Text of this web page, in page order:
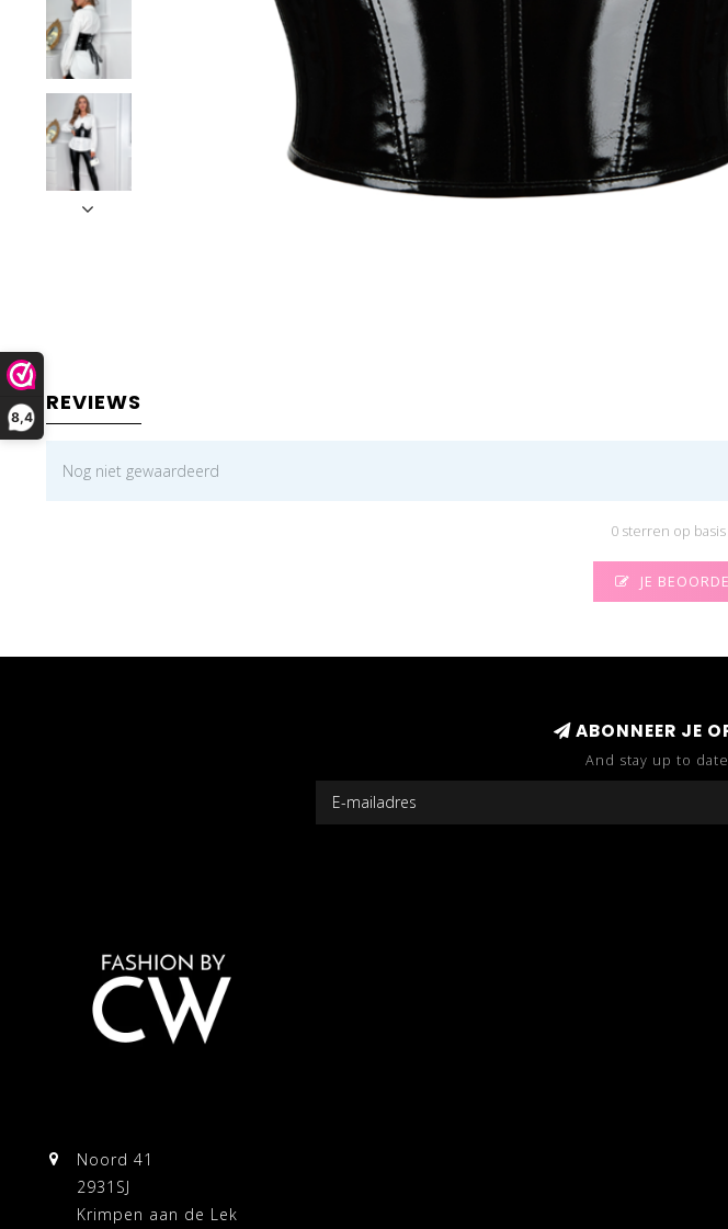
8,4
REVIEWS
Nog niet gewaardeerd
0 sterren op
JE
ABONNEER JE
And stay up to
Noord 41
2931SJ
Krimpen aan de Lek